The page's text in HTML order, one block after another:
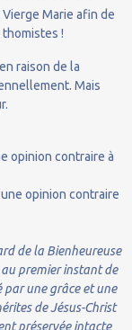
Marie afin de
!
raison de la
Mais
opinion contraire à
opinion contraire
de la Bienheureuse
premier instant de
par une grâce et une
de Jésus-Christ
préservée intacte